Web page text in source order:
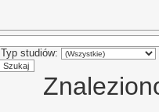
Typ studiów: